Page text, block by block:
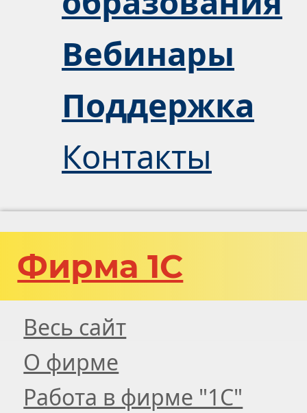
Вебинары
Поддержка
Контакты
Фирма 1С
Весь сайт
О фирме
Работа в фирме "1С"